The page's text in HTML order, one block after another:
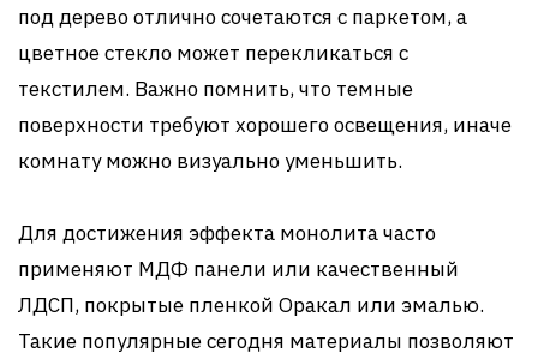
под дерево отлично сочетаются с паркетом, а
цветное стекло может перекликаться с
текстилем. Важно помнить, что темные
поверхности требуют хорошего освещения, иначе
комнату можно визуально уменьшить.
Для достижения эффекта монолита часто
применяют МДФ панели или качественный
ЛДСП, покрытые пленкой Оракал или эмалью.
Такие популярные сегодня материалы позволяют